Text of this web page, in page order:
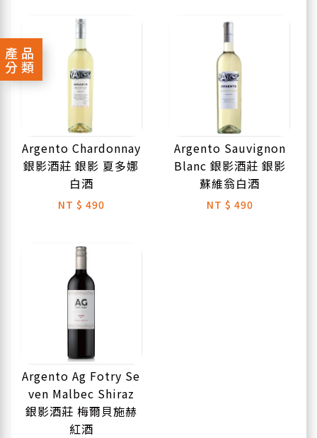
產品
分類
Argento Chardonnay
銀影酒莊 銀影 夏多娜
白酒
NT $ 490
Argento Sauvignon
Blanc 銀影酒莊 銀影
蘇維翁白酒
NT $ 490
Argento Ag Fotry Se
ven Malbec Shiraz
銀影酒莊 梅爾貝施赫
紅酒